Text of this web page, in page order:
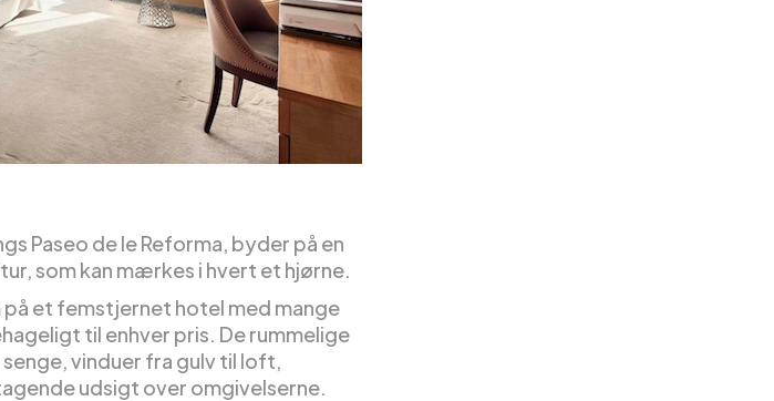
Paseo de le Reforma, byder på en
som kan mærkes i hvert et hjørne.
et femstjernet hotel med mange
til enhver pris. De rummelige
vinduer fra gulv til loft,
udsigt over omgivelserne.